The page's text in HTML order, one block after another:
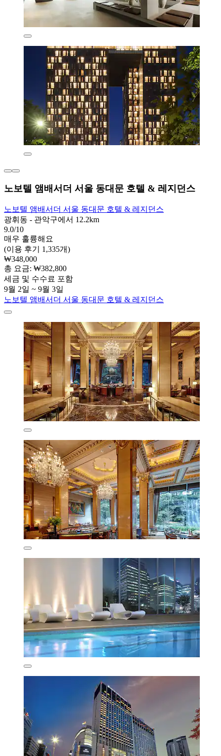
노보텔 앰배서더 서울 동대문 호텔 & 레지던스
노보텔 앰배서더 서울 동대문 호텔 & 레지던스
광휘동 - 관악구에서 12.2km
9.0/10
매우 훌륭해요
(이용 후기 1,335개)
₩348,000
총 요금: ₩382,800
세금 및 수수료 포함
9월 2일 ~ 9월 3일
노보텔 앰배서더 서울 동대문 호텔 & 레지던스